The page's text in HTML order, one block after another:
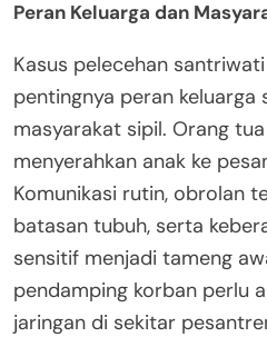
Peran Keluarga dan
Kasus pelecehan
pentingnya peran keluarga
masyarakat sipil. Orang
menyerahkan anak ke
Komunikasi rutin, obrolan
batasan tubuh, serta
sensitif menjadi tameng
pendamping korban perlu
jaringan di sekitar